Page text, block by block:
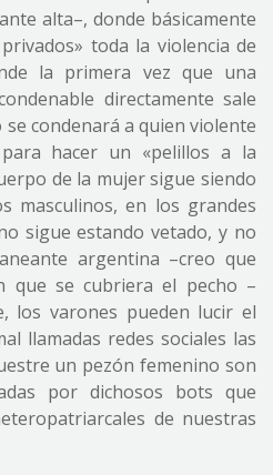
alta–, donde básicamente
toda la violencia de
la primera vez que una
directamente sale
condenará a quien violente
hacer un «pelillos a la
de la mujer sigue siendo
masculinos, en los grandes
sigue estando vetado, y no
argentina –creo que
que se cubriera el pecho –
los varones pueden lucir el
llamadas redes sociales las
un pezón femenino son
por dichosos bots que
de nuestras